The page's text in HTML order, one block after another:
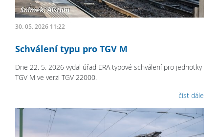
30. 05. 2026 11:22
Schválení typu pro TGV M
Dne 22. 5. 2026 vydal úřad ERA typové schválení pro jednotky
TGV M ve verzi TGV 22000.
číst dále